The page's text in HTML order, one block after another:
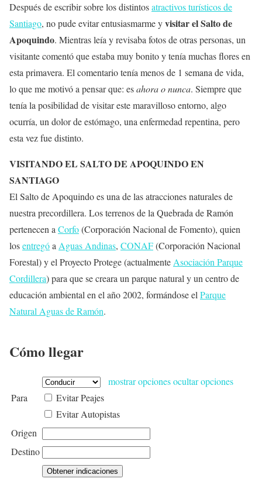
Después de escribir sobre los distintosatractivos turísticos de
Santiago, no pude evitar entusiasmarme yvisitar el Salto de
Apoquindo. Mientras leía y revisaba fotos de otras personas, un
visitante comentó que estaba muy bonito y tenía muchas flores en
esta primavera. El comentario tenía menos de 1 semana de vida,
lo que me motivó a pensar que: esahora o nunca. Siempre que
tenía la posibilidad de visitar este maravilloso entorno, algo
ocurría, un dolor de estómago, una enfermedad repentina, pero
esta vez fue distinto.
VISITANDO EL SALTO DE APOQUINDO EN
SANTIAGO
El Salto de Apoquindo es una de las atracciones naturales de
nuestra precordillera. Los terrenos de la Quebrada de Ramón
pertenecen aCorfo(Corporación Nacional de Fomento), quien
losentregóaAguas Andinas, CONAF(Corporación Nacional
Forestal) y el Proyecto Protege (actualmenteAsociación Parque
Cordillera) para que se creara un parque natural y un centro de
educación ambiental en el año 2002, formándose elParque
Natural Aguas de Ramón.
Cómo llegar
Para
mostrar opcionesocultar opciones
Evitar Peajes
Evitar Autopistas
Origen
Destino